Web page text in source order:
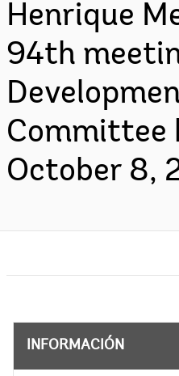
Henrique
94th
Committee
October 8,
INFORMACIÓN